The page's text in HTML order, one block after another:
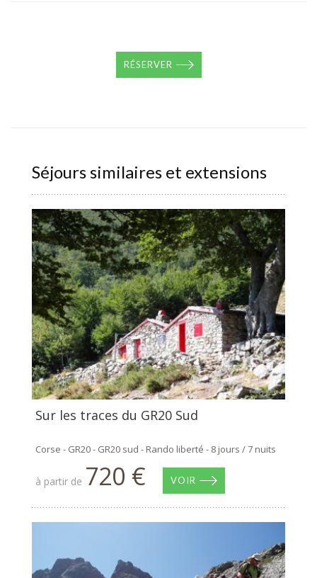
RÉSERVER
Séjours similaires et extensions
Sur les traces du GR20 Sud
Corse - GR20 - GR20 sud - Rando liberté - 8 jours / 7 nuits
à partir de 720 € VOIR